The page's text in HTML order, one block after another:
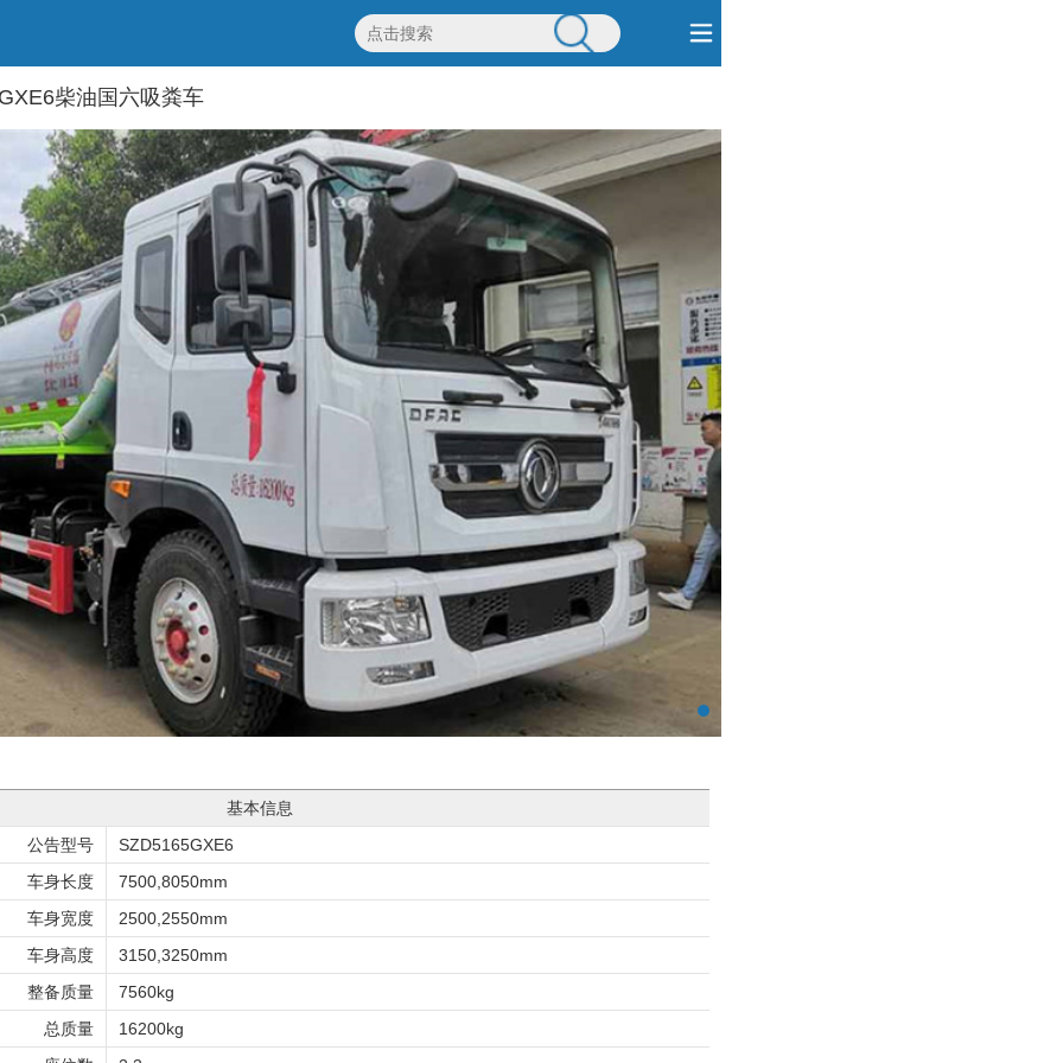
柴油国六吸粪车
基本信息
公告型号
SZD5165GXE6
车身长度
7500,8050mm
车身宽度
2500,2550mm
车身高度
3150,3250mm
整备质量
7560kg
总质量
16200kg